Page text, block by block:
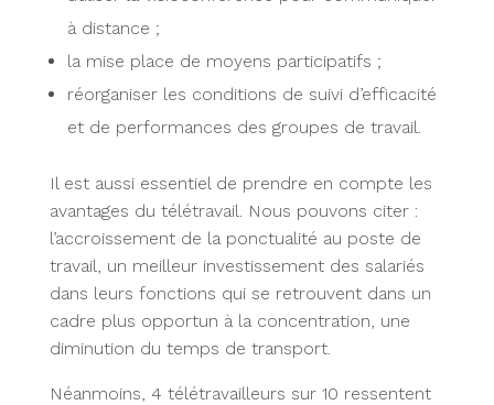
à distance ;
la mise place de moyens participatifs ;
réorganiser les conditions de suivi d’efficacité
et de performances des groupes de travail.
Il est aussi essentiel de prendre en compte les
avantages du télétravail. Nous pouvons citer :
l’accroissement de la ponctualité au poste de
travail, un meilleur investissement des salariés
dans leurs fonctions qui se retrouvent dans un
cadre plus opportun à la concentration, une
diminution du temps de transport.
Néanmoins, 4 télétravailleurs sur 10 ressentent